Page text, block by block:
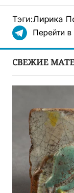
Тэги:Лирика
Перейти
СВЕЖИЕ